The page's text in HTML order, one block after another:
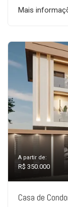
Mais
A partir de:
R$ 350.000
Casa de